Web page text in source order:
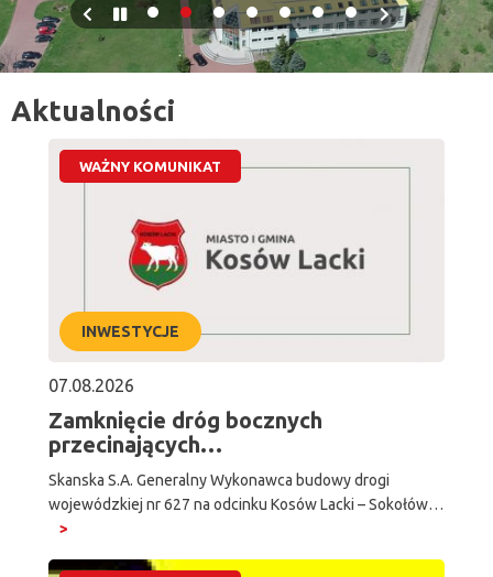
Pause
Previous
slide
Next
slide
Aktualności
WAŻNY KOMUNIKAT
INWESTYCJE
07.08.2026
Zamknięcie dróg bocznych
przecinających…
Skanska S.A. Generalny Wykonawca budowy drogi
wojewódzkiej nr 627 na odcinku Kosów Lacki – Sokołów…